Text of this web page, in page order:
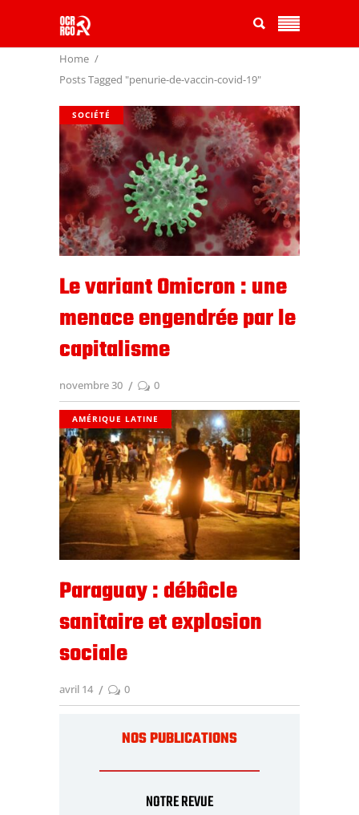
Home
Posts Tagged "penurie-de-vaccin-covid-19"
SOCIÉTÉ
Le variant Omicron : une
menace engendrée par le
capitalisme
novembre 30 0
AMÉRIQUE LATINE
Paraguay : débâcle
sanitaire et explosion
sociale
avril 14 0
NOS PUBLICATIONS
NOTRE REVUE